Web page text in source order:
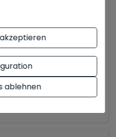
einfügt und sich an die
so dass Sie einen
Meer und die Skyline von
können. Wir haben 2
mit allen
Sie brauchen nur die
nächsten Zuhause zu
ablehnen